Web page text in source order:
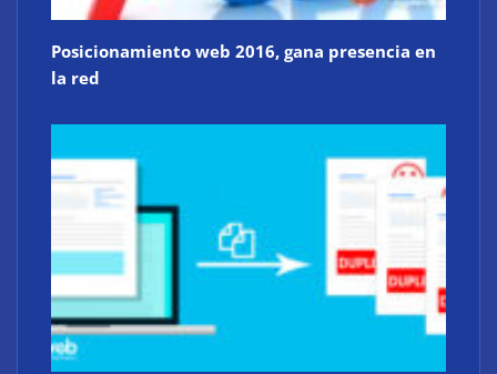
Posicionamiento web 2016, gana presencia en
la red